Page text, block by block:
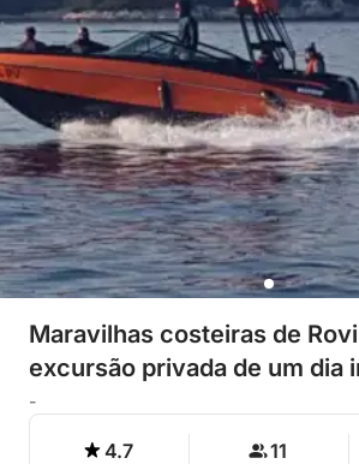
Maravilhas costeiras de
excursão privada de um dia
-
4.7 11